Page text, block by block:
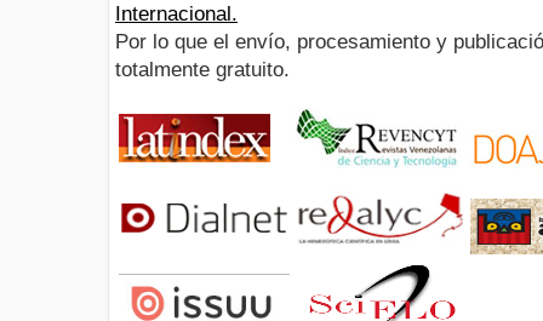
Internacional.
Por lo que el envío, procesamiento y
totalmente gratuito.